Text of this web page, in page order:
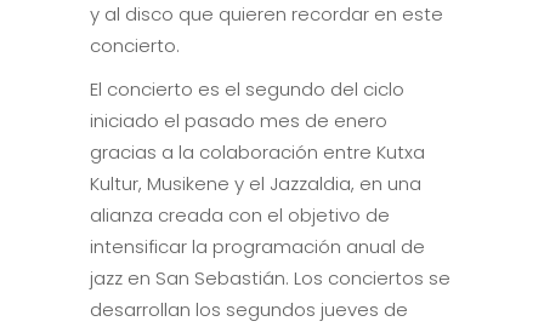
y al disco que quieren recordar en este
concierto.
El concierto es el segundo del ciclo
iniciado el pasado mes de enero
gracias a la colaboración entre Kutxa
Kultur, Musikene y el Jazzaldia, en una
alianza creada con el objetivo de
intensificar la programación anual de
jazz en San Sebastián. Los conciertos se
desarrollan los segundos jueves de